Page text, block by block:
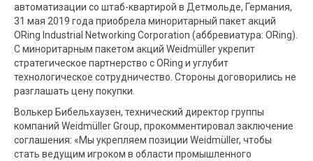
автоматизации со штаб-квартирой в Детмольде, Германия,
31 мая 2019 года приобрела миноритарный пакет акций
ORing Industrial Networking Corporation (аббревиатура: ORing).
С миноритарным пакетом акций Weidmüller укрепит
стратегическое партнерство с ORing и углубит
технологическое сотрудничество. Стороны договорились не
разглашать цену покупки.
Волькер Бибельхаузен, технический директор группы
компаний Weidmüller Group, прокомментировал заключение
соглашения: «Мы укрепляем позиции Weidmüller, чтобы
стать ведущим игроком в области промышленного